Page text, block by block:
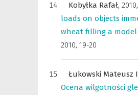
Kobyłka Rafał, 2010,
loads on objects
wheat filling a model
2010, 19-20
Łukowski Mateusz
Ocena wilgotności